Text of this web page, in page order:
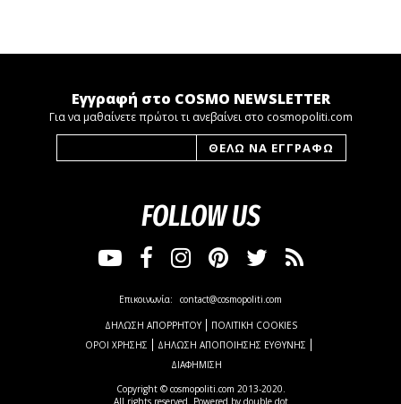
Εγγραφή στο COSMO NEWSLETTER
Για να μαθαίνετε πρώτοι τι ανεβαίνει στο cosmopoliti.com
FOLLOW US
Copyright © cosmopoliti.com 2013-2020.
All rights reserved. Powered by double dot
Επικοινωνία: contact@cosmopoliti.com
ΔΗΛΩΣΗ ΑΠΟΡΡΗΤΟΥ
ΠΟΛΙΤΙΚΗ COOKIES
ΟΡΟΙ ΧΡΗΣΗΣ
ΔΗΛΩΣΗ ΑΠΟΠΟΙΗΣΗΣ ΕΥΘΥΝΗΣ
ΔΙΑΦΗΜΙΣΗ